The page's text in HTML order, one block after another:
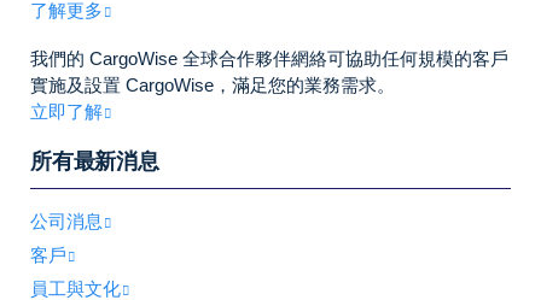
了解更多
我們的 CargoWise 全球合作夥伴網絡可協助任何規模的客戶
實施及設置 CargoWise，滿足您的業務需求。
立即了解
所有最新消息
公司消息
客戶
員工與文化